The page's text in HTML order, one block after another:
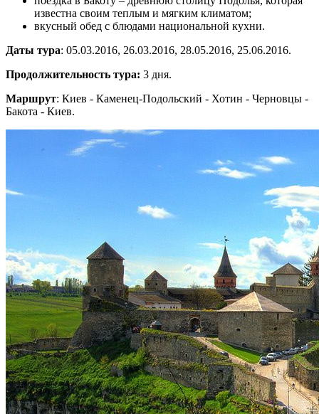
известна своим теплым и мягким климатом;
вкусный обед с блюдами национальной кухни.
Даты тура: 05.03.2016, 26.03.2016, 28.05.2016, 25.06.2016.
Продолжительность тура: 3 дня.
Маршрут: Киев - Каменец-Подольский - Хотин - Черновцы -
Бакота - Киев.